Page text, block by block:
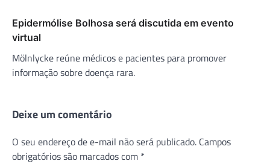
Epidermólise Bolhosa será discutida em evento
virtual
Mölnlycke reúne médicos e pacientes para promover
informação sobre doença rara.
Deixe um comentário
O seu endereço de e-mail não será publicado. Campos
obrigatórios são marcados com *